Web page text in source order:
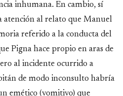
inhumana. En cambio, sí
atención al relato que Manuel
referido a la conducta del
Pigna hace propio en aras de
al incidente ocurrido a
de modo inconsulto habría
emético (vomitivo) que